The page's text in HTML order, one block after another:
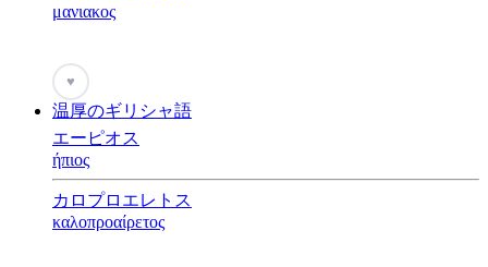
μανιακος
♥
温厚のギリシャ語
エーピオス
ήπιος
カロプロエレトス
καλοπροαίρετος